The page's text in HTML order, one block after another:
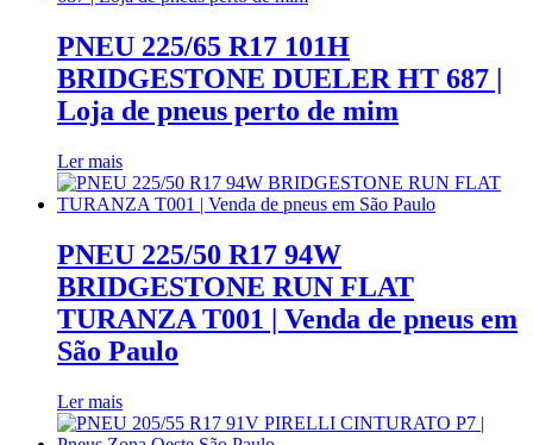
PNEU 225/65 R17 101H
BRIDGESTONE DUELER HT 687 |
Loja de pneus perto de mim
Ler mais
PNEU 225/50 R17 94W
BRIDGESTONE RUN FLAT
TURANZA T001 | Venda de pneus em
São Paulo
Ler mais